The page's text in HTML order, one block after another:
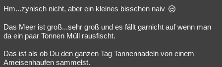
Hm...zynisch nicht, aber ein kleines bisschen naiv
Das Meer ist groß...sehr groß und es fällt garnicht auf wenn man
da ein paar Tonnen Müll rausfischt.
Das ist als ob Du den ganzen Tag Tannennadeln von einem
Ameisenhaufen sammelst.